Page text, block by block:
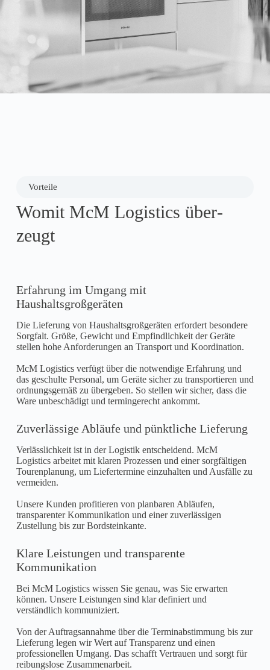
Vorteile
Womit McM Logistics über­
zeugt
Erfahrung im Umgang mit
Haushaltsgroßgeräten
Die Lieferung von Haushaltsgroßgeräten erfordert besondere
Sorgfalt. Größe, Gewicht und Empfindlichkeit der Geräte
stellen hohe Anforderungen an Transport und Koordination.
McM Logistics verfügt über die notwendige Erfahrung und
das geschulte Personal, um Geräte sicher zu transportieren und
ordnungsgemäß zu übergeben. So stellen wir sicher, dass die
Ware unbeschädigt und termingerecht ankommt.
Zuverlässige Abläufe und pünktliche Lieferung
Verlässlichkeit ist in der Logistik entscheidend. McM
Logistics arbeitet mit klaren Prozessen und einer sorgfältigen
Tourenplanung, um Liefertermine einzuhalten und Ausfälle zu
vermeiden.
Unsere Kunden profitieren von planbaren Abläufen,
transparenter Kommunikation und einer zuverlässigen
Zustellung bis zur Bordsteinkante.
Klare Leistungen und transparente
Kommunikation
Bei McM Logistics wissen Sie genau, was Sie erwarten
können. Unsere Leistungen sind klar definiert und
verständlich kommuniziert.
Von der Auftragsannahme über die Terminabstimmung bis zur
Lieferung legen wir Wert auf Transparenz und einen
professionellen Umgang. Das schafft Vertrauen und sorgt für
reibungslose Zusammenarbeit.